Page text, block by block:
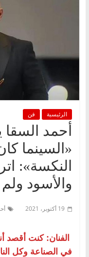
الرئيسية فن
أحمد
«السينما
النكسة»:
والأسود
19 أكتوبر، 2021
الفنان: كنت أقصد
في الصناعة وكل